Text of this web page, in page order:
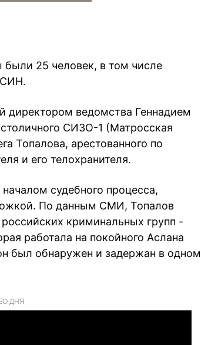
25 человек, в том числе
директором ведомства Геннадием
СИЗО-1 (Матросская
Топалова, арестованного по
и его телохранителя.
судебного процесса,
По данным СМИ, Топалов
криминальных групп -
работала на покойного Аслана
был обнаружен и задержан в одном
ДНЯ